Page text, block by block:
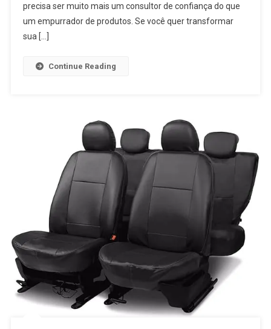
precisa ser muito mais um consultor de confiança do que
um empurrador de produtos. Se você quer transformar
sua […]
Continue Reading